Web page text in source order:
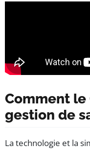
Comment le
gestion de
La technologie et la